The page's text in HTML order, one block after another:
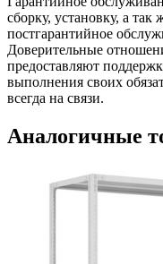
сборку, установку, а
постгарантийное
Доверительные
предоставляют
выполнения своих
всегда на связи.
Аналогичные